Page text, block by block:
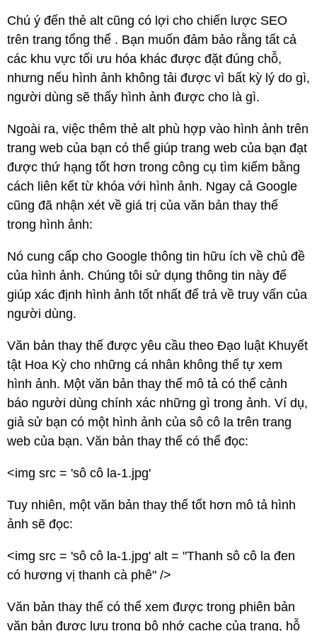
Chú ý đến thẻ alt cũng có lợi cho chiến lược SEO
trên trang tổng thể . Bạn muốn đảm bảo rằng tất cả
các khu vực tối ưu hóa khác được đặt đúng chỗ,
nhưng nếu hình ảnh không tải được vì bất kỳ lý do gì,
người dùng sẽ thấy hình ảnh được cho là gì.
Ngoài ra, việc thêm thẻ alt phù hợp vào hình ảnh trên
trang web của bạn có thể giúp trang web của bạn đạt
được thứ hạng tốt hơn trong công cụ tìm kiếm bằng
cách liên kết từ khóa với hình ảnh. Ngay cả Google
cũng đã nhận xét về giá trị của văn bản thay thế
trong hình ảnh:
Nó cung cấp cho Google thông tin hữu ích về chủ đề
của hình ảnh. Chúng tôi sử dụng thông tin này để
giúp xác định hình ảnh tốt nhất để trả về truy vấn của
người dùng.
Văn bản thay thế được yêu cầu theo Đạo luật Khuyết
tật Hoa Kỳ cho những cá nhân không thể tự xem
hình ảnh. Một văn bản thay thế mô tả có thể cảnh
báo người dùng chính xác những gì trong ảnh. Ví dụ,
giả sử bạn có một hình ảnh của sô cô la trên trang
web của bạn. Văn bản thay thế có thể đọc:
<img src = 'sô cô la-1.jpg'
Tuy nhiên, một văn bản thay thế tốt hơn mô tả hình
ảnh sẽ đọc:
<img src = 'sô cô la-1.jpg' alt = "Thanh sô cô la đen
có hương vị thanh cà phê" />
Văn bản thay thế có thể xem được trong phiên bản
văn bản được lưu trong bộ nhớ cache của trang, hỗ